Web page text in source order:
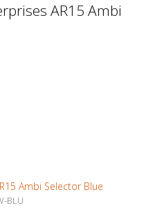
AR15 Ambi
Ambi Selector Blue
BLU